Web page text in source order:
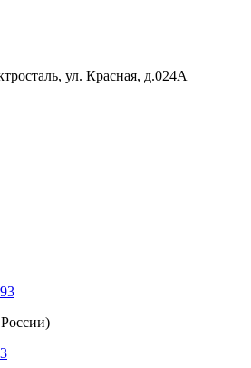
ул. Красная, д.024А